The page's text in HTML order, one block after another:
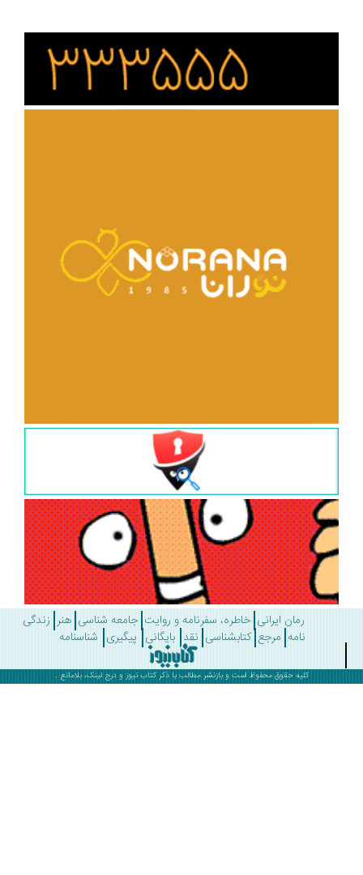
رمان ایرانی خاطره، سفرنامه و روایت جامعه شناسی هنر زندگی
مرجع کتابشناسی نقد بایگانی پیگیری شناسنامه
کلیه حقوق محفوظ است و بازنشر مطالب با ذکرکتاب نیوز و درج لینک، بلامانع .